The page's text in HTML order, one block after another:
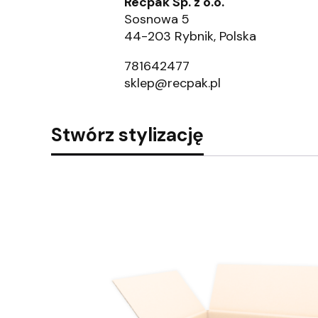
Sosnowa 5
44-203 Rybnik, Polska
781642477
sklep@recpak.pl
Stwórz stylizację